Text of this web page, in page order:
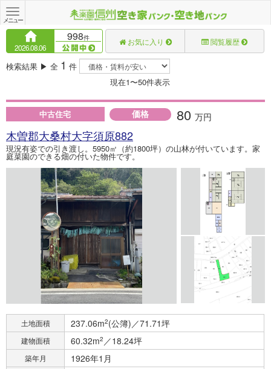
Toggle
navigation
メニュー
2026.08.06
998件 お気に入り 閲覧履歴
検索結果 ▶ 全 1 件
現在1〜50件表示
中古住宅 価格 80 万円
木曽郡大桑村大字須原882
現況有姿での引き渡し。5950㎡（約1800坪）の山林が付いています。家
庭菜園のできる畑の付いた物件です。
土地面積 237.06m2(公簿)／71.71坪
建物面積 60.32m2 ／18.24坪
築年月 1926年1月